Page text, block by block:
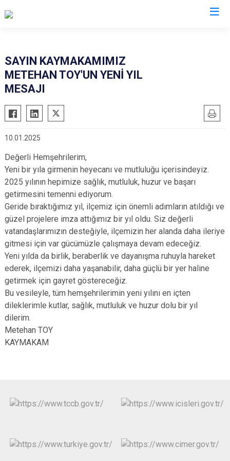
Bahşili
Çelebi
Keskin
Sulakyurt
Yahşihan
SAYIN KAYMAKAMIMIZ
METEHAN TOY'UN YENİ YIL
MESAJI
10.01.2025
Değerli Hemşehrilerim,
Yeni bir yıla girmenin heyecanı ve mutluluğu içerisindeyiz.
2025 yılının hepimize sağlık, mutluluk, huzur ve başarı
getirmesini temenni ediyorum.
Geride bıraktığımız yıl, ilçemiz için önemli adımların atıldığı ve
güzel projelere imza attığımız bir yıl oldu. Siz değerli
vatandaşlarımızın desteğiyle, ilçemizin her alanda daha ileriye
gitmesi için var gücümüzle çalışmaya devam edeceğiz.
Yeni yılda da birlik, beraberlik ve dayanışma ruhuyla hareket
ederek, ilçemizi daha yaşanabilir, daha güçlü bir yer haline
getirmek için gayret göstereceğiz.
Bu vesileyle, tüm hemşehrilerimin yeni yılını en içten
dileklerimle kutlar, sağlık, mutluluk ve huzur dolu bir yıl
dilerim.
Metehan TOY
KAYMAKAM